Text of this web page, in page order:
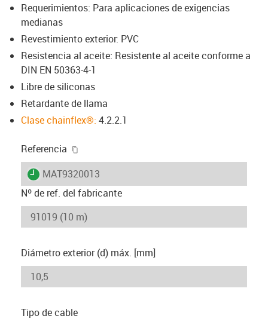
Requerimientos: Para aplicaciones de exigencias
medianas
Revestimiento exterior: PVC
Resistencia al aceite: Resistente al aceite conforme a
DIN EN 50363-4-1
Libre de siliconas
Retardante de llama
Clase chainflex®: 4.2.2.1
Referencia
igus-icon-lieferzeit
MAT9320013
Nº de ref. del fabricante
Diámetro exterior (d) máx. [mm]
Tipo de cable